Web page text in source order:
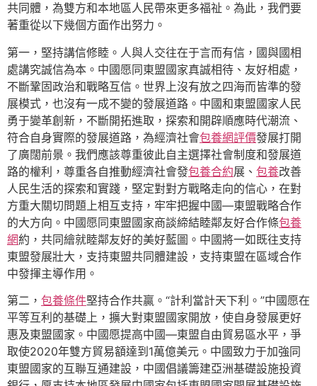
共同體，為雙方和本地區人民帶來更多福祉。為此，我們要
著重從以下幾個方面作出努力。
第一，堅持講信修睦。人與人交往在于言而有信，國與國相
處講究誠信為本。中國愿同東盟國家真誠相待、友好相處，
不斷鞏固政治和戰略互信。世界上沒有放之四海而皆準的發
展模式，也沒有一成不變的發展道路。中國和東盟國家人民
勇于變革創新，不斷開拓進取，探索和開辟順應時代潮流、
符合自身實際的發展道路，為經濟社會包養網評價發展打開
了廣闊前景。我們應該尊重彼此自主選擇社會制度和發展道
路的權利，尊重各自推動經濟社會發包養合約展、 包養改善
人民生活的探索和實踐，堅定對對方戰略走向的信心，在對
方重大關切問題上相互支持，牢牢把握中國—東盟戰略合作
的大方向。中國愿同東盟國家商談締結睦鄰友好合作條包養
網約，共同繪就睦鄰友好的美好藍圖。中國將一如既往支持
東盟發展壯大，支持東盟共同體建設，支持東盟在區域合作
中發揮主導作用。
第二， 包養條件堅持合作共贏。“計利當計天下利。”中國愿在
平等互利的基礎上，擴大對東盟國家開放，使自身發展更好
惠及東盟國家。中國愿提高中國—東盟自由貿易區水平，爭
取使2020年雙方貿易額達到1萬億美元。中國致力于加強同
東盟國家的互聯互通建設，中國倡議籌建亞洲基礎設施投資